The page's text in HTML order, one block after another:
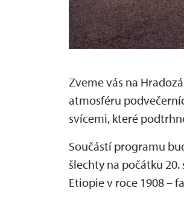
Zveme vás na
atmosféru
svícemi, které
Součástí programu
šlechty na počátku
Etiopie v roce 1908 –